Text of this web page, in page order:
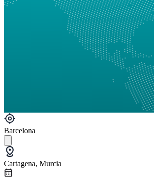
Barcelona
Cartagena, Murcia